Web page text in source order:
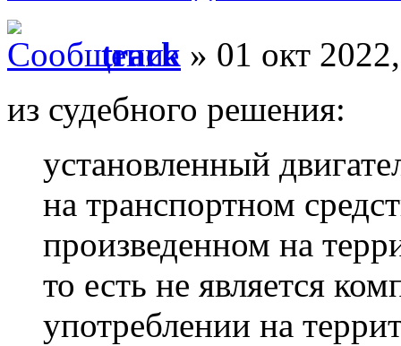
track » 01 окт
из судебного решения:
установленный
на транспортном
произведенном на
то есть не является
употреблении на